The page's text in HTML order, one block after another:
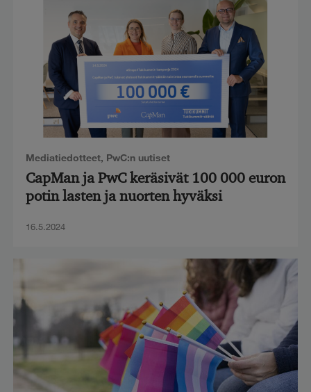
Mediatiedotteet, PwC:n uutiset
CapMan ja PwC keräsivät 100 000 euron
potin lasten ja nuorten hyväksi
16.5.2024